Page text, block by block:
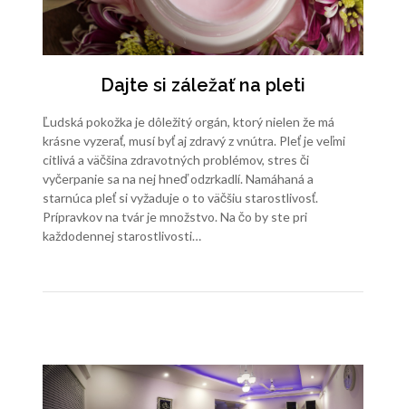
Dajte si záležať na pleti
Ľudská pokožka je dôležitý orgán, ktorý nielen že má
krásne vyzerať, musí byť aj zdravý z vnútra. Pleť je veľmi
citlivá a väčšina zdravotných problémov, stres či
vyčerpanie sa na nej hneď odzrkadlí. Namáhaná a
starnúca pleť si vyžaduje o to väčšiu starostlivosť.
Prípravkov na tvár je množstvo. Na čo by ste pri
každodennej starostlivosti…